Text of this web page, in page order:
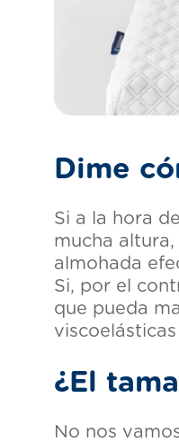
Dime
Si a la hora
mucha
almohada
Si, por el
que pueda
¿El
No nos